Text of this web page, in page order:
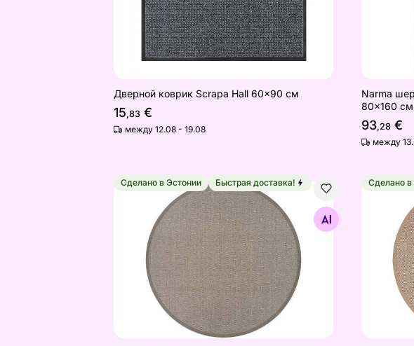
Дверной коврик Scrapa Hall 60x90 см
15,83 €
между 12.08 - 19.08
Narma
80x160 см
93,28 €
между
Narma ковер una™ linen круглый Ø 160 см
Найдите похожие
Сделано в Эстонии Быстрая доставка!
Narma
Сделано в